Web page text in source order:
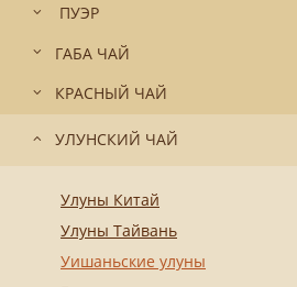
ПУЭР
ГАБА ЧАЙ
КРАСНЫЙ ЧАЙ
УЛУНСКИЙ ЧАЙ
Улуны Китай
Улуны Тайвань
Уишаньские улуны